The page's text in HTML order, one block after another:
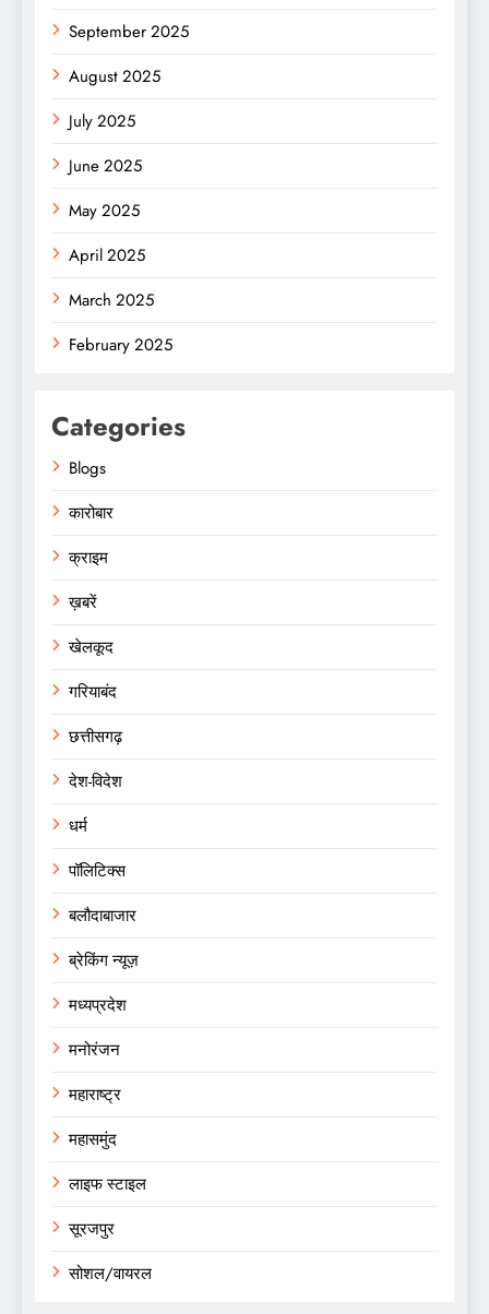
September 2025
August 2025
July 2025
June 2025
May 2025
April 2025
March 2025
February 2025
Categories
Blogs
कारोबार
क्राइम
ख़बरें
खेलकूद
गरियाबंद
छत्तीसगढ़
देश-विदेश
धर्म
पॉलिटिक्स
बलौदाबाजार
ब्रेकिंग न्यूज़
मध्यप्रदेश
मनोरंजन
महाराष्ट्र
महासमुंद
लाइफ स्टाइल
सूरजपुर
सोशल/वायरल